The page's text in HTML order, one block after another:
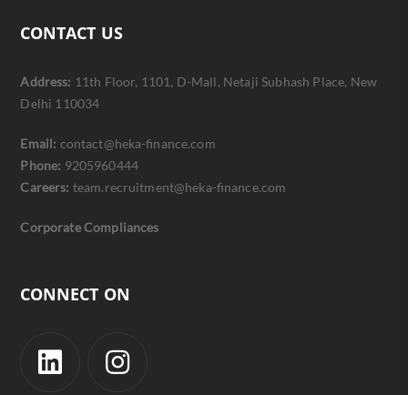
CONTACT US
Address: 11th Floor, 1101, D-Mall, Netaji Subhash Place, New
Delhi 110034
Email: contact@heka-finance.com
Phone: 9205960444
Careers: team.recruitment@heka-finance.com
Corporate Compliances
CONNECT ON